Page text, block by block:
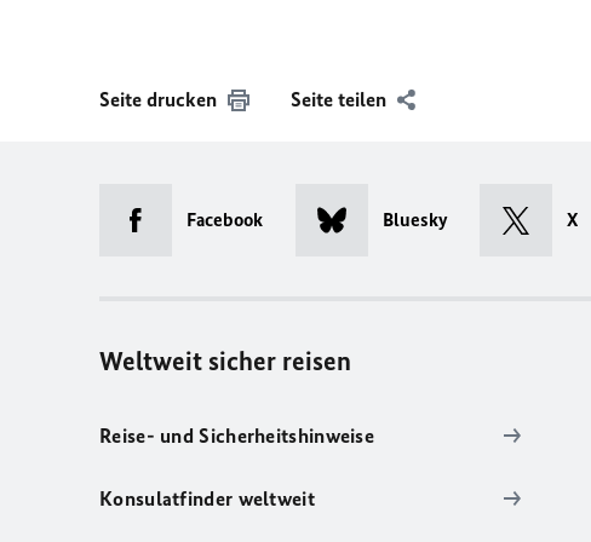
Seite drucken Seite teilen
Facebook Bluesky X
Weltweit sicher reisen
Reise- und Sicherheitshinweise
Konsulatfinder weltweit